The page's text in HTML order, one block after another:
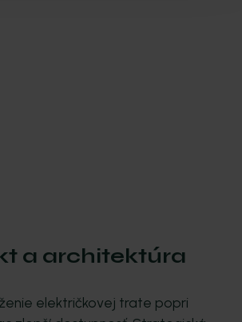
a architektúra
električkovej trate popri